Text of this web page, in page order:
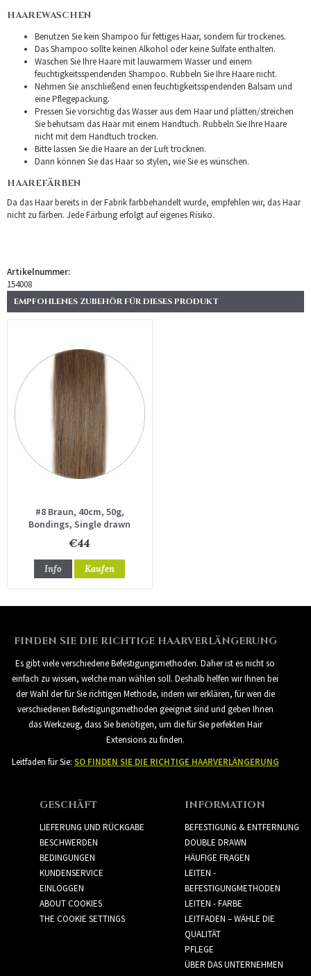
HAAREWASCHEN
Benutzen Sie kein Shampoo für fettiges Haar, sondern für trockenes.
Das Shampoo sollte keinen Alkohol oder keine Sulfate enthalten.
Waschen Sie Ihre Haare mit lauwarmem Wasser und einem
feuchtigkeitsspendenden Shampoo. Rubbeln Sie Ihre Haare nicht.
Nehmen Sie anschließend einen feuchtigkeitsspendenden Balsam und
eine Pflegepackung.
Pressen Sie vorsichtig das Wasser aus dem Haar und plätten/streichen
Sie behutsam das Haar mit einem Handtuch. Rubbeln Sie Ihre Haare
nicht mit dem Handtuch trocken.
Bitte lassen Sie die Haare an der Luft trocknen.
Dann können Sie das Haar so stylen, wie Sie es wünschen.
HAAREFÄRBEN
Da das Haar bereits in der Fabrik farbbehandelt wurde, empfehlen wir, das Haar
nicht zu färben. Jede Färbung erfolgt auf eigenes Risiko.
Artikelnummer:
154008
EMPFOHLENES ZUBEHÖR FÜR DIESES PRODUKT
#8 Braun, 40cm, 50g,
Bondings, Single drawn
€44
Info Kaufen
FINDEN SIE DIE RICHTIGE HAARVERLÄNGERUNG
Es gibt viele verschiedene Befestigungsmethoden. Daher ist es nicht so
einfach zu wissen, welche man wählen soll. Deshalb helfen wir Ihnen bei
der Wahl der für Sie richtigen Methode, indem wir erklären, für wen die
verschiedenen Befestigungsmethoden geeignet sind und geben Ihnen
das Werkzeug, dass Sie benötigen, um die für Sie perfekten Hair
Extensions zu finden.
Leitfaden für Sie: SO FINDEN SIE DIE RICHTIGE HAARVERLÄNGERUNG
GESCHÄFT
LIEFERUNG UND RÜCKGABE
BESCHWERDEN
BEDINGUNGEN
KUNDENSERVICE
EINLOGGEN
ABOUT COOKIES
THE COOKIE SETTINGS
INFORMATION
BEFESTIGUNG & ENTFERNUNG
DOUBLE DRAWN
HÄUFIGE FRAGEN
LEITEN -
BEFESTIGUNGMETHODEN
LEITEN - FARBE
LEITFADEN – WÄHLE DIE
QUALITÄT
PFLEGE
ÜBER DAS UNTERNEHMEN